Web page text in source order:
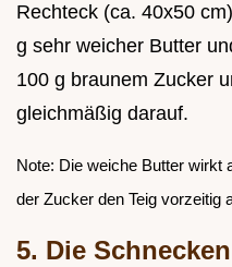
Rechteck (ca. 40x50
g sehr weicher Butter
100 g braunem Zucker
gleichmäßig darauf.
Note: Die weiche Butter wirkt
der Zucker den Teig vorzeitig
5. Die